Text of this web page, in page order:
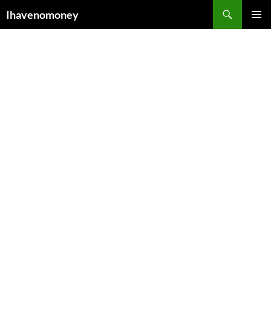
텐Ihavenomoney
색